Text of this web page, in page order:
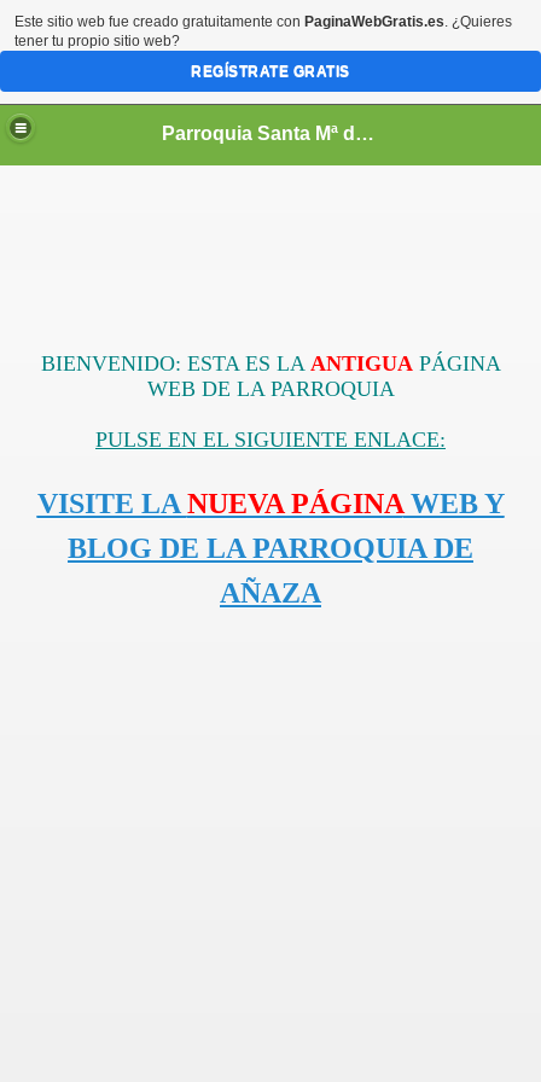
Parroquia Santa Mª de Añaza
BIENVENIDO: ESTA ES LA ANTIGUAPÁGINA
WEB DE LA PARROQUIA
PULSE EN EL SIGUIENTE ENLACE:
VISITE LA NUEVA PÁGINAWEB Y
BLOG DE LA PARROQUIA DE
AÑAZA
Este sitio web fue creado gratuitamente con PaginaWebGratis.es. ¿Quieres
tener tu propio sitio web?
REGÍSTRATE GRATIS